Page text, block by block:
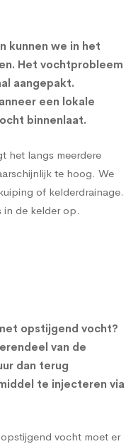
kunnen we in het
. Het vochtprobleem
aangepakt.
een lokale
binnenlaat.
het langs meerdere
te hoog. We
of kelderdrainage.
in de kelder op.
opstijgend vocht?
van de
dan terug
te injecteren via
vocht moet er